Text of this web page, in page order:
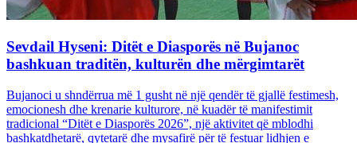
Sevdail Hyseni: Ditët e Diasporës në Bujanoc
bashkuan traditën, kulturën dhe mërgimtarët
Bujanoci u shndërrua më 1 gusht në një qendër të gjallë festimesh,
emocionesh dhe krenarie kulturore, në kuadër të manifestimit
tradicional “Ditët e Diasporës 2026”, një aktivitet që mblodhi
bashkatdhetarë, qytetarë dhe mysafirë për të festuar lidhjen e